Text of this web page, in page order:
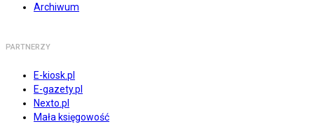
Archiwum
PARTNERZY
E-kiosk.pl
E-gazety.pl
Nexto.pl
Mała księgowość